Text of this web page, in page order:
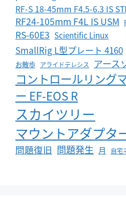
RF-S 18-45mm F4.5-6.3 IS
RF24-105mm F4L IS USM
RS-60E3 Scientific Linux
SmallRig L型プレート 4160
お散歩 アライドテレシス アース
コントロールリング
ー EF-EOS R
スカイツリー
マウントアダプタ
問題復旧 問題発生 月 自宅